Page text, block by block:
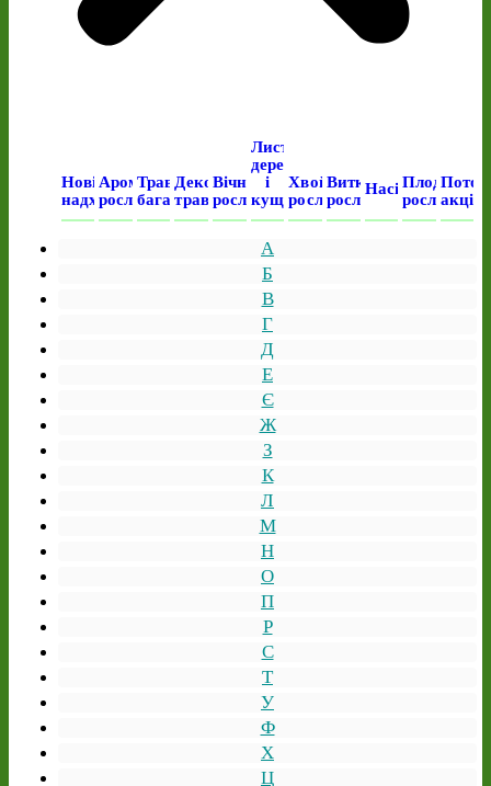
Нові
надходження
Ароматичні
рослини
Трав’янисті
багаторічні
Декоративні
трави
Вічнозелені
рослини
Листяні
дерева
і
кущі
Хвойні
рослини
Виткі
рослини
НасінняПлодові
рослини
акція
А
Б
В
Г
Д
Е
Є
Ж
З
К
Л
М
Н
О
П
Р
С
Т
У
Ф
Х
Ц